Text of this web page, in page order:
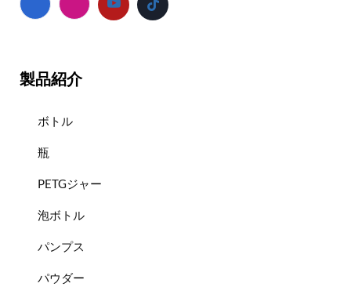
製品紹介
ボトル
瓶
PETGジャー
泡ボトル
パンプス
パウダー